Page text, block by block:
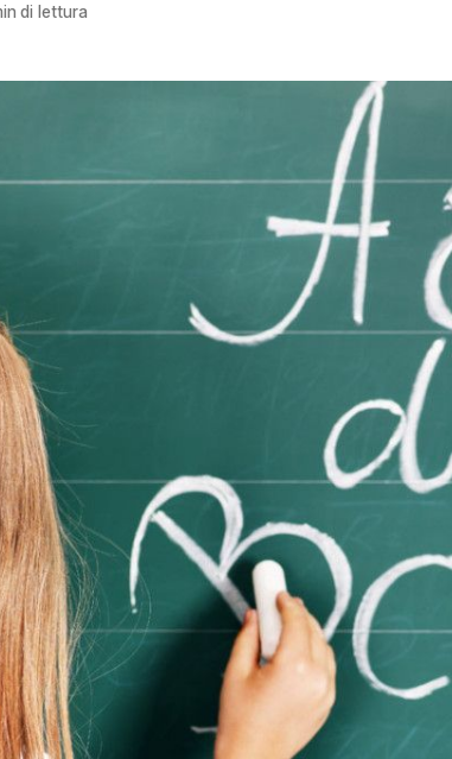
di lettura